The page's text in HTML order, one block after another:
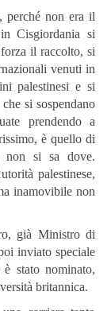
perché non era il
Cisgiordania si
il raccolto, si
venuti in
palestinesi e si
si sospendano
prendendo a
è quello di
non si sa dove.
palestinese,
inamovibile non
già Ministro di
inviato speciale
stato nominato,
britannica.